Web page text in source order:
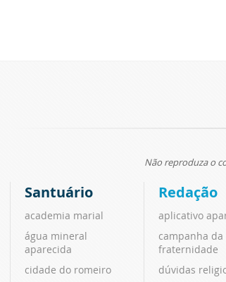
Não reproduza o
Santuário
academia marial
água mineral
aparecida
cidade do romeiro
Redação
aplicativo
campanha da
fraternidade
dúvidas